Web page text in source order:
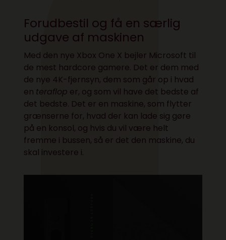
Forudbestil og få en særlig
udgave af maskinen
Med den nye Xbox One X bejler Microsoft til
de mest hardcore gamere. Det er dem med
de nye 4K-fjernsyn, dem som går op i hvad
en teraflop er, og som vil have det bedste af
det bedste. Det er en maskine, som flytter
grænserne for, hvad der kan lade sig gøre
på en konsol, og hvis du vil være helt
fremme i bussen, så er det den maskine, du
skal investere i.